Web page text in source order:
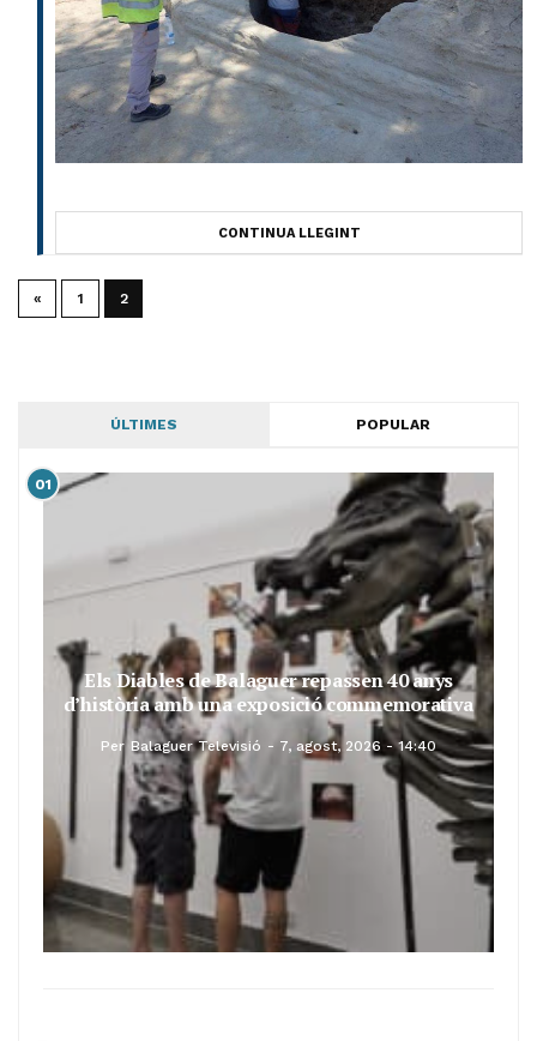
CONTINUA LLEGINT
« 1 2
ÚLTIMES POPULAR
01
Els Diables de Balaguer repassen 40 anys
d’història amb una exposició commemorativa
Per Balaguer Televisió 7, agost, 2026 - 14:40